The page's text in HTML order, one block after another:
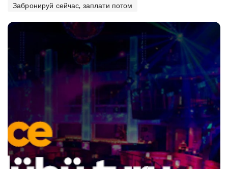
Забронируй сейчас, заплати потом